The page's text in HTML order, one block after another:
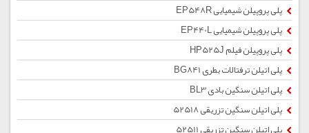
پلی پروپیلن شیمیایی EP548R
پلی پروپیلن شیمیایی EP440L
پلی پروپیلن فیلم HP525J
پلی اتیلن ترفتالات بطری BG841
پلی اتیلن سنگین بادی BL3
پلی اتیلن سنگین تزریقی 52518